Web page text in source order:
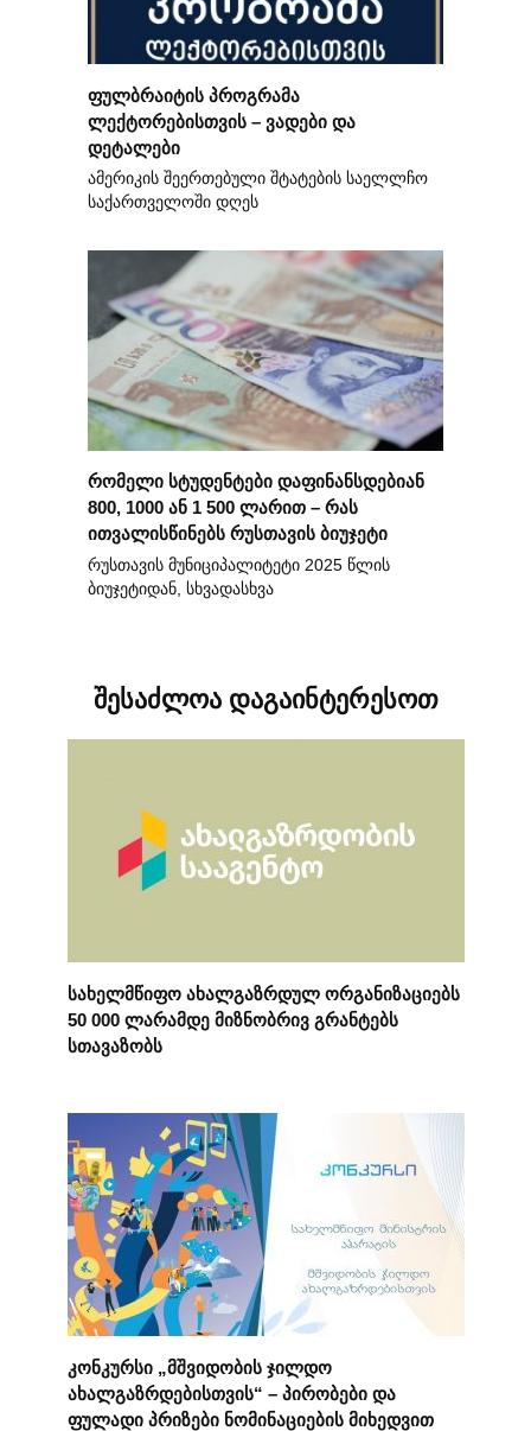
ფულბრაიტის პროგრამა
ლექტორებისთვის – ვადები და
დეტალები
ამერიკის შეერთებული შტატების საელლჩო
საქართველოში დღეს
რომელი სტუდენტები დაფინანსდებიან
800, 1000 ან 1 500 ლარით – რას
ითვალისწინებს რუსთავის ბიუჯეტი
რუსთავის მუნიციპალიტეტი 2025 წლის
ბიუჯეტიდან, სხვადასხვა
შესაძლოა დაგაინტერესოთ
სახელმწიფო ახალგაზრდულ ორგანიზაციებს
50 000 ლარამდე მიზნობრივ გრანტებს
სთავაზობს
კონკურსი „მშვიდობის ჯილდო
ახალგაზრდებისთვის“ – პირობები და
ფულადი პრიზები ნომინაციების მიხედვით